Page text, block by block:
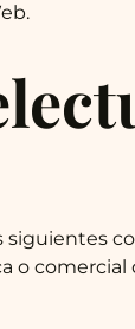
siguientes
o